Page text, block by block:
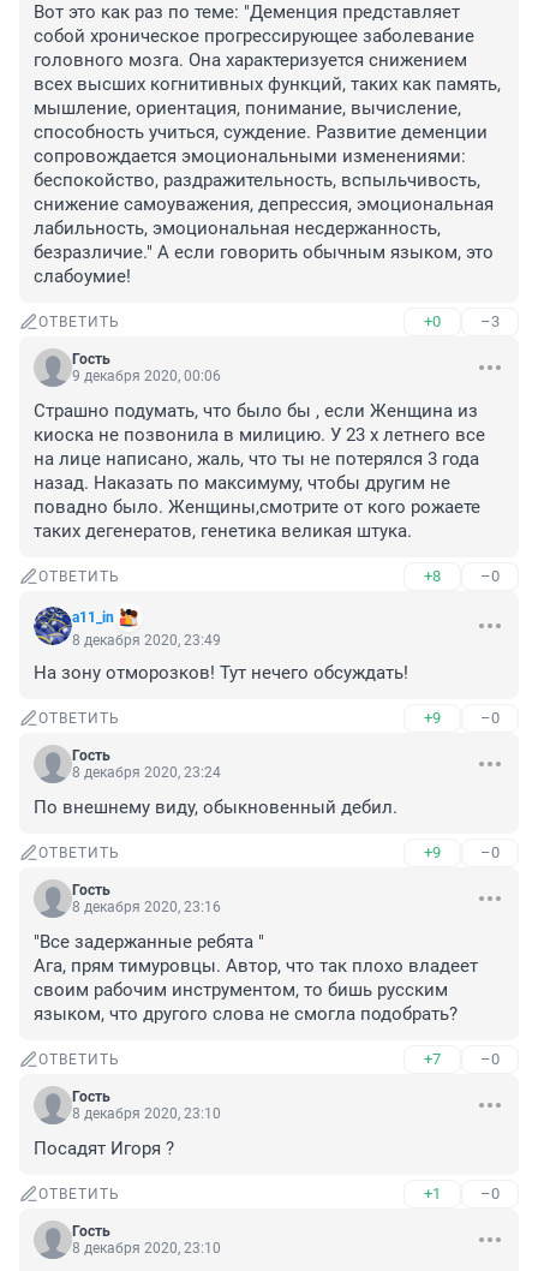
Вот это как раз по теме: "Деменция представляет
собой хроническое прогрессирующее заболевание
головного мозга. Она характеризуется снижением
всех высших когнитивных функций, таких как память,
мышление, ориентация, понимание, вычисление,
способность учиться, суждение. Развитие деменции
сопровождается эмоциональными изменениями:
беспокойство, раздражительность, вспыльчивость,
снижение самоуважения, депрессия, эмоциональная
лабильность, эмоциональная несдержанность,
безразличие." А если говорить обычным языком, это
слабоумие!
ОТВЕТИТЬ +0 –3
Гость
9 декабря 2020, 00:06
Страшно подумать, что было бы , если Женщина из
киоска не позвонила в милицию. У 23 х летнего все
на лице написано, жаль, что ты не потерялся 3 года
назад. Наказать по максимуму, чтобы другим не
повадно было. Женщины,смотрите от кого рожаете
таких дегенератов, генетика великая штука.
ОТВЕТИТЬ +8 –0
a11_in
8 декабря 2020, 23:49
На зону отморозков! Тут нечего обсуждать!
ОТВЕТИТЬ +9 –0
Гость
8 декабря 2020, 23:24
По внешнему виду, обыкновенный дебил.
ОТВЕТИТЬ +9 –0
Гость
8 декабря 2020, 23:16
"Все задержанные ребята "
Ага, прям тимуровцы. Автор, что так плохо владеет
своим рабочим инструментом, то бишь русским
языком, что другого слова не смогла подобрать?
ОТВЕТИТЬ +7 –0
Гость
8 декабря 2020, 23:10
Посадят Игоря ?
ОТВЕТИТЬ +1 –0
Гость
8 декабря 2020, 23:10